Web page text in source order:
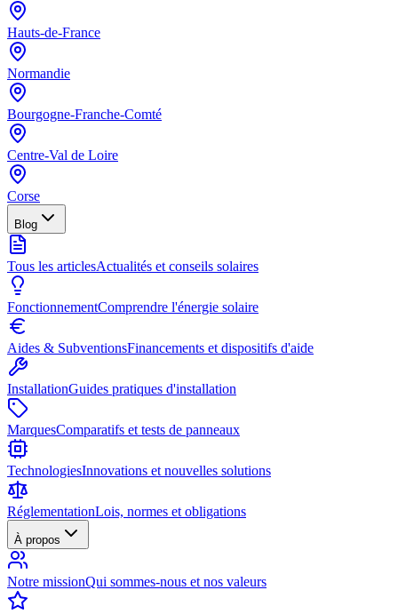
Hauts-de-France
Normandie
Bourgogne-Franche-Comté
Centre-Val de Loire
Corse
Blog
Tous les articlesActualités et conseils solaires
FonctionnementComprendre l'énergie solaire
Aides & SubventionsFinancements et dispositifs d'aide
InstallationGuides pratiques d'installation
MarquesComparatifs et tests de panneaux
TechnologiesInnovations et nouvelles solutions
RéglementationLois, normes et obligations
À propos
Notre missionQui sommes-nous et nos valeurs